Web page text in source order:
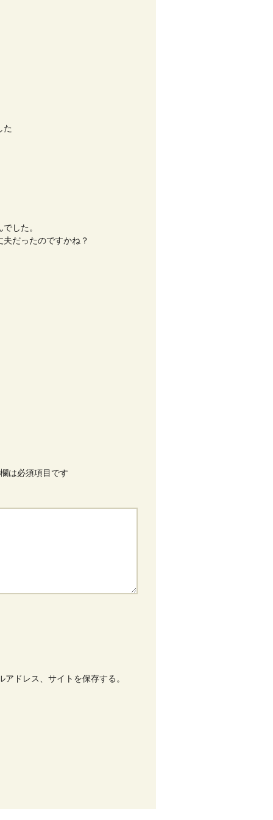
た
した。
だったのですかね？
は必須項目です
ドレス、サイトを保存する。